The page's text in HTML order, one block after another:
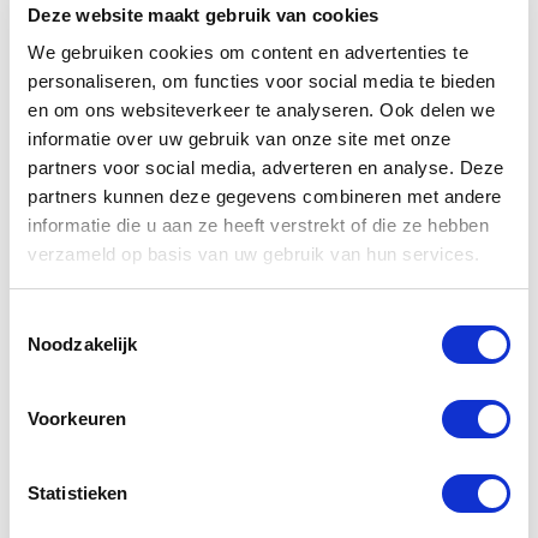
Deze website maakt gebruik van cookies
We gebruiken cookies om content en advertenties te
personaliseren, om functies voor social media te bieden
en om ons websiteverkeer te analyseren. Ook delen we
informatie over uw gebruik van onze site met onze
partners voor social media, adverteren en analyse. Deze
partners kunnen deze gegevens combineren met andere
informatie die u aan ze heeft verstrekt of die ze hebben
verzameld op basis van uw gebruik van hun services.
Noodzakelijk
Voorkeuren
Statistieken
Hoe werkt een
brand review?
hebben opgeleverd kijken we graag samen met jou
gezien. In de review blikken we terug: werpen de
af? Zijn beoogde resultaten (deels) behaald? Komt